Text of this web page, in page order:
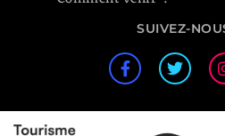
SUIVEZ-